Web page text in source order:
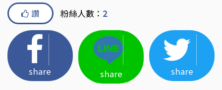
讚 粉絲人數： 2
share share share